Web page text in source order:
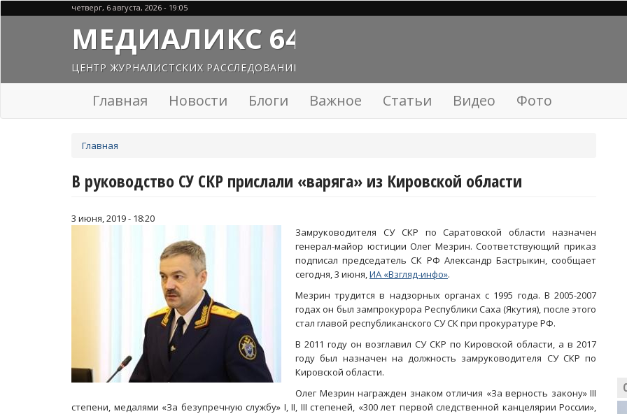
четверг, 6 августа, 2026 - 19:05
МЕДИАЛИКС 64
ЦЕНТР ЖУРНАЛИСТСКИХ РАССЛЕДОВАНИЙ
Главная Новости Блоги Важное Статьи Видео Фото
здесь
Главная
В руководство СУ СКР прислали «варяга» из Кировской области
3 июня, 2019 - 18:20
Замруководителя СУ СКР по Саратовской области назначен
генерал-майор юстиции Олег Мезрин. Соответствующий приказ
подписал председатель СК РФ Александр Бастрыкин, сообщает
сегодня, 3 июня,ИА «Взгляд-инфо».
Мезрин трудится в надзорных органах с 1995 года. В 2005-2007
годах он был зампрокурора Республики Саха (Якутия), после этого
стал главой республиканского СУ СК при прокуратуре РФ.
В 2011 году он возглавил СУ СКР по Кировской области, а в 2017
году был назначен на должность замруководителя СУ СКР по
Кировской области.
Олег Мезрин награжден знаком отличия «За верность закону» III
степени, медалями «За безупречную службу» I, II, III степеней, «300 лет первой следственной канцелярии России»,